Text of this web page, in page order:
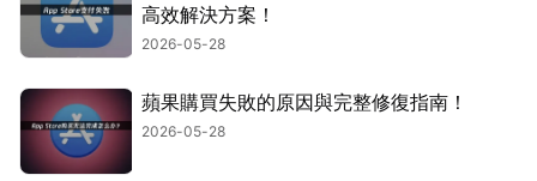
高效解決方案！
2026-05-28
蘋果購買失敗的原因與完整修復指南！
2026-05-28